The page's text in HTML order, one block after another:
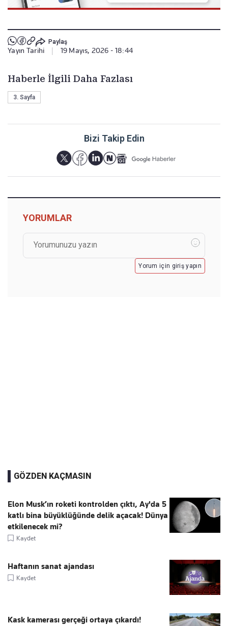
Paylaş
Yayın Tarihi 19 Mayıs, 2026 - 18:44
Haberle İlgili Daha Fazlası
3. Sayfa
Bizi Takip Edin
YORUMLAR
Yorum için giriş yapın
GÖZDEN KAÇMASIN
Elon Musk’ın roketi kontrolden çıktı, Ay'da 5
katlı bina büyüklüğünde delik açacak! Dünya
etkilenecek mi?
Kaydet
Haftanın sanat ajandası
Kaydet
Kask kamerası gerçeği ortaya çıkardı!